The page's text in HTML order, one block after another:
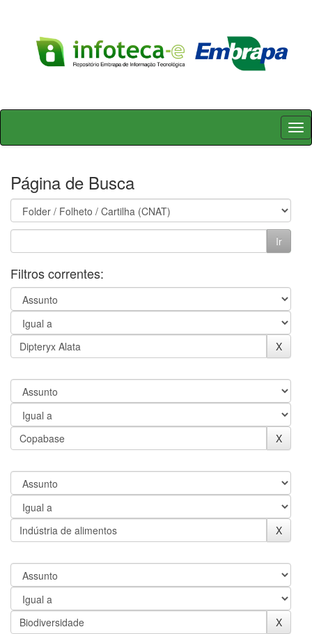
Skip
Página de Busca
Filtros correntes: